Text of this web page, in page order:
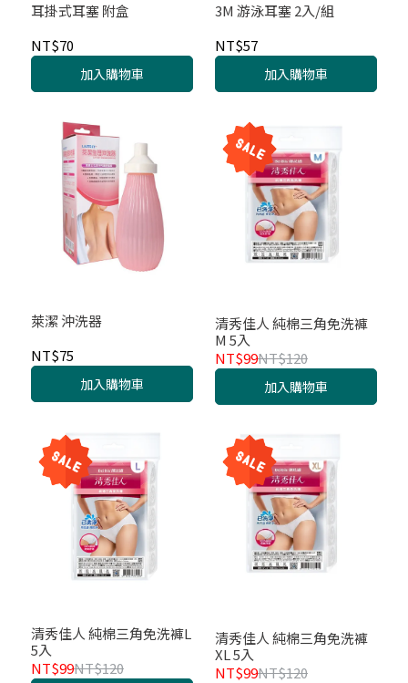
耳掛式耳塞 附盒
NT$70
加入購物車
3M 游泳耳塞 2入/組
NT$57
加入購物車
萊潔 沖洗器
NT$75
加入購物車
清秀佳人 純棉三角免洗褲
M 5入
NT$99NT$120
加入購物車
清秀佳人 純棉三角免洗褲L
5入
NT$99NT$120
清秀佳人 純棉三角免洗褲
XL 5入
NT$99NT$120